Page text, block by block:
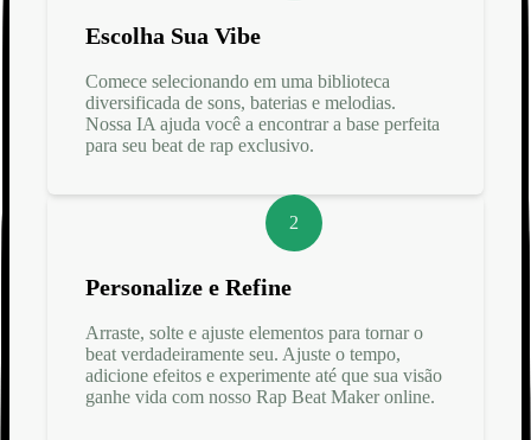
Escolha Sua Vibe
Comece selecionando em uma biblioteca
diversificada de sons, baterias e melodias.
Nossa IA ajuda você a encontrar a base perfeita
para seu beat de rap exclusivo.
2
Personalize e Refine
Arraste, solte e ajuste elementos para tornar o
beat verdadeiramente seu. Ajuste o tempo,
adicione efeitos e experimente até que sua visão
ganhe vida com nosso Rap Beat Maker online.